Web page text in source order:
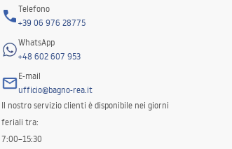
Telefono
+39 06 976 28775
WhatsApp
+48 602 607 953
E-mail
ufficio@bagno-rea.it
Il nostro servizio clienti è disponibile nei giorni
feriali tra:
7:00–15:30